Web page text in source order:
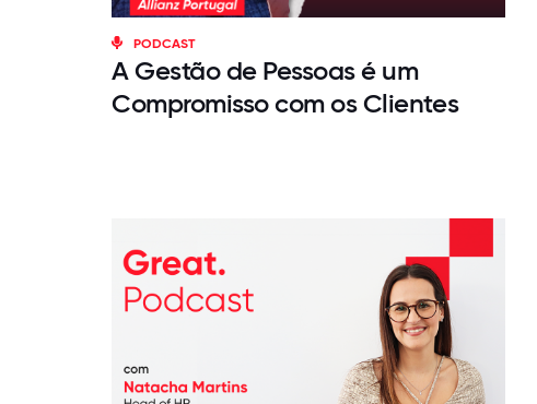
PODCAST
A Gestão de Pessoas é um
Compromisso com os Clientes